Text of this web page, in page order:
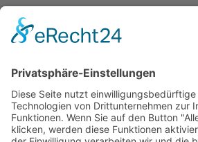
BATNA, WATNA und ZOPA: Die
erfolgreicher
Verhandeln statt Streiten: Wie Sie
konstruktiv lösen
Mediationsblog